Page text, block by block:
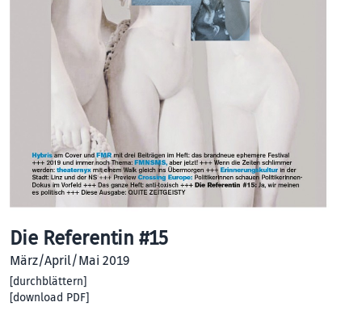
Die Referentin #15
März/April/Mai 2019
[durchblättern]
[download PDF]